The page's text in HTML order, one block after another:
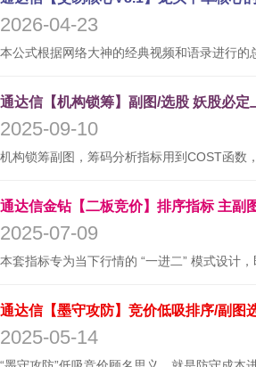
2026-04-23
2025-09-10
2025-07-09
2025-05-14